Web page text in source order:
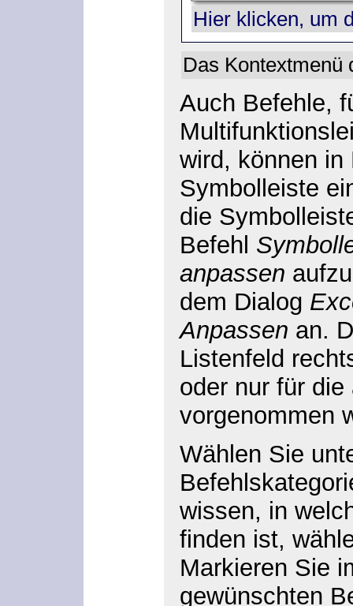
Hier klicken, um
Das Kontextmenü
Auch Befehle,
wird, können
Symbolleiste
die
Befehl
anpassen
dem Dialog
Anpassen an.
Listenfeld
oder nur für
vorgenommen
Wählen Sie
wissen, in
finden ist,
Markieren Sie
gewünschten